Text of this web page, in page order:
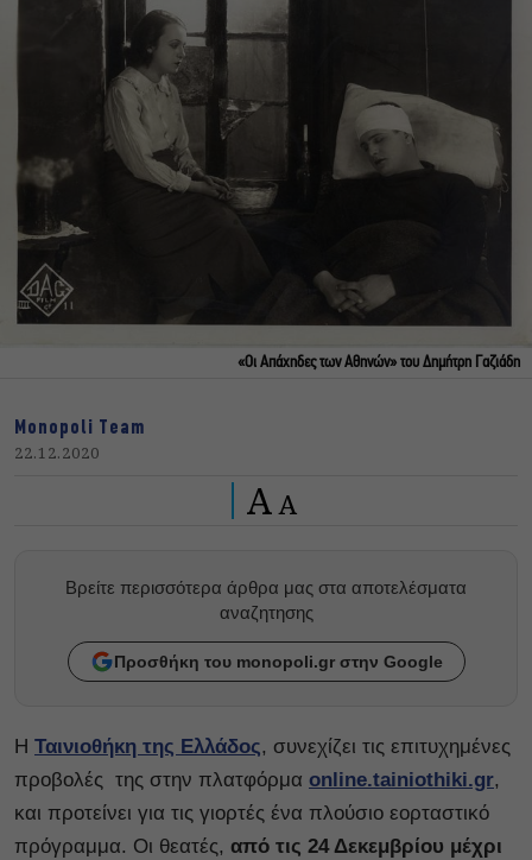
«Οι Απάχηδες των Αθηνών» του Δημήτρη Γαζιάδη
Monopoli Team
22.12.2020
A A
Βρείτε περισσότερα άρθρα μας στα αποτελέσματα
αναζητησης
Προσθήκη του monopoli.gr στην Google
Η Ταινιοθήκη της Ελλάδος, συνεχίζει τις επιτυχημένες
προβολές της στην πλατφόρμα online.tainiothiki.gr,
και προτείνει για τις γιορτές ένα πλούσιο εορταστικό
πρόγραμμα. Οι θεατές, από τις 24 Δεκεμβρίου μέχρι